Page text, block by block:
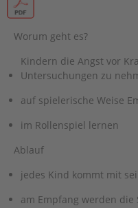
Worum geht es?
Kindern die Angst vor
Untersuchungen zu
auf spielerische Weise
im Rollenspiel lernen
Ablauf
jedes Kind kommt mit
am Empfang werden